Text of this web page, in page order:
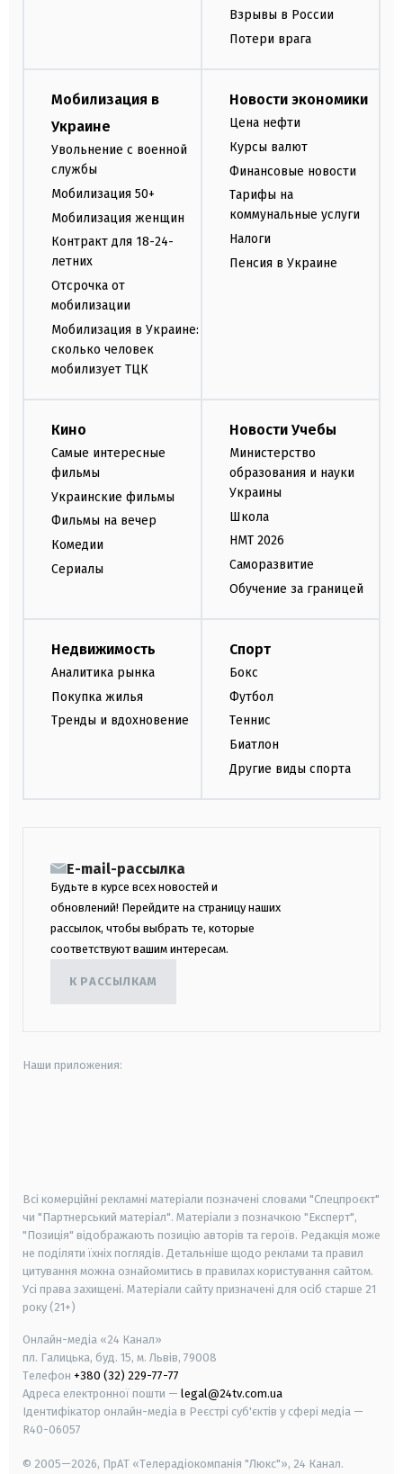
Взрывы в России
Потери врага
Мобилизация в
Украине
Увольнение с военной
службы
Мобилизация 50+
Мобилизация женщин
Контракт для 18-24-
летних
Отсрочка от
мобилизации
Мобилизация в Украине:
сколько человек
мобилизует ТЦК
Новости экономики
Цена нефти
Курсы валют
Финансовые новости
Тарифы на
коммунальные услуги
Налоги
Пенсия в Украине
Кино
Самые интересные
фильмы
Украинские фильмы
Фильмы на вечер
Комедии
Сериалы
Новости Учебы
Министерство
образования и науки
Украины
Школа
НМТ 2026
Саморазвитие
Обучение за границей
Недвижимость
Аналитика рынка
Покупка жилья
Тренды и вдохновение
Спорт
Бокс
Футбол
Теннис
Биатлон
Другие виды спорта
E-mail-рассылка
Будьте в курсе всех новостей и
обновлений! Перейдите на страницу наших
рассылок, чтобы выбрать те, которые
соответствуют вашим интересам.
К РАССЫЛКАМ
Наши приложения:
Всі комерційні рекламні матеріали позначені словами "Спецпроєкт"
чи "Партнерський матеріал". Матеріали з позначкою "Експерт",
"Позиція" відображають позицію авторів та героїв. Редакція може
не поділяти їхніх поглядів. Детальніше щодо реклами та правил
цитування можна ознайомитись в правилах користування сайтом.
Усі права захищені. Матеріали сайту призначені для осіб старше 21
року (21+)
Онлайн-медіа «24 Канал»
пл. Галицька, буд. 15, м. Львів, 79008
Телефон +380 (32) 229-77-77
Адреса електронної пошти — legal@24tv.com.ua
Ідентифікатор онлайн-медіа в Реєстрі суб'єктів у сфері медіа —
R40-06057
© 2005—2026, ПрАТ «Телерадіокомпанія "Люкс"», 24 Канал.